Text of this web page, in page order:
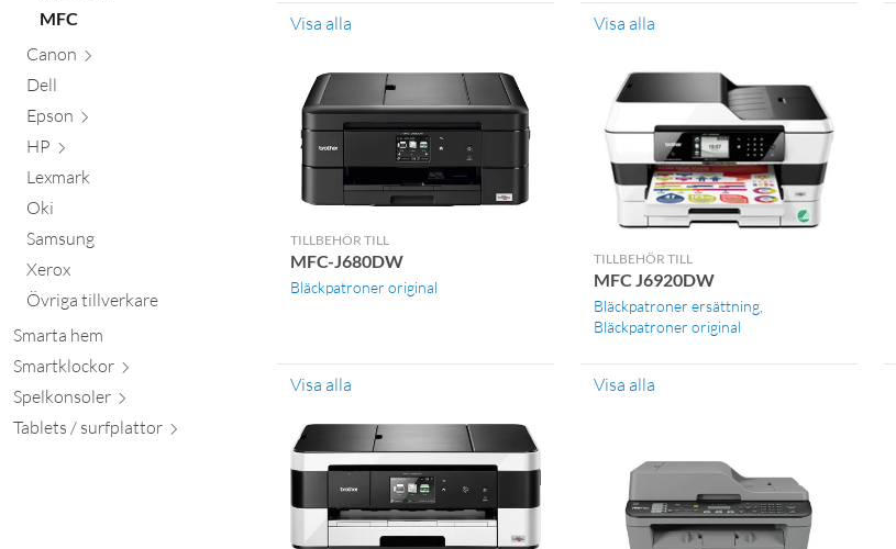
MFC
Canon
Dell
Epson
HP
Lexmark
Oki
Samsung
Xerox
Övriga tillverkare
Smarta hem
Smartklockor
Spelkonsoler
Tablets / surfplattor
Visa alla Visa alla
TILLBEHÖR TILL
MFC-J680DW
Bläckpatroner original
Visa alla
TILLBEHÖR TILL
MFC J6920DW
Bläckpatroner ersättning
Bläckpatroner original
Visa alla